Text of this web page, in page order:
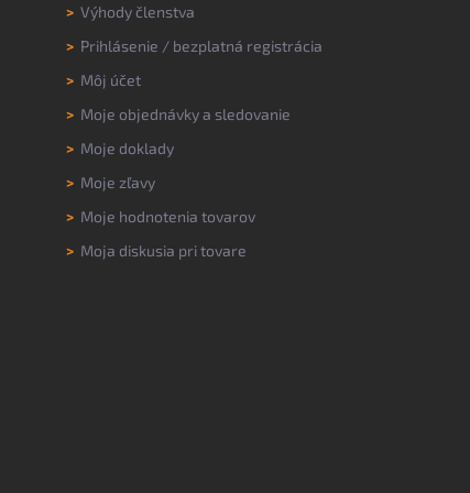
> Výhody členstva
> Prihlásenie / bezplatná registrácia
> Môj účet
> Moje objednávky a sledovanie
> Moje doklady
> Moje zľavy
> Moje hodnotenia tovarov
> Moja diskusia pri tovare